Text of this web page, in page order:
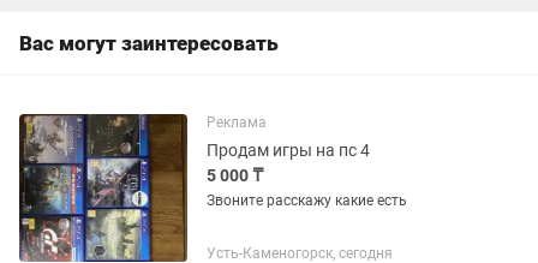
Вас могут заинтересовать
Реклама
Продам игры на пс 4
5 000 ₸
Звоните расскажу какие есть
Усть-Каменогорск, сегодня